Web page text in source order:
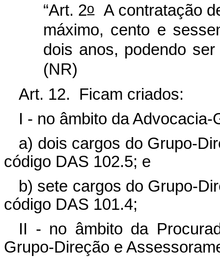
“Art. 2oA contratação
máximo, cento e
dois anos, podendo
(NR)
Art. 12. Ficam criados:
I - no âmbito da Advocacia-
a) dois cargos do Grupo-
código DAS 102.5; e
b) sete cargos do Grupo-
código DAS 101.4;
II - no âmbito da
Grupo-Direção e